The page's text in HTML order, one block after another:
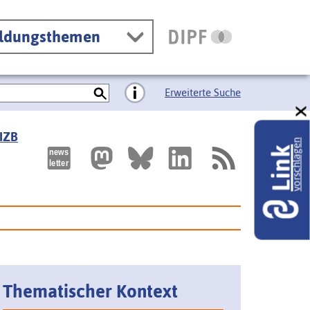
Erweiterte Suche
Thematischer Kontext
Linkvorschlagen